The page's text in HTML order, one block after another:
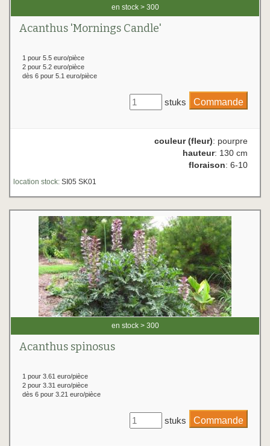
en stock > 300
Acanthus 'Mornings Candle'
1 pour 5.5 euro/pièce
2 pour 5.2 euro/pièce
dès 6 pour 5.1 euro/pièce
stuks
couleur (fleur): pourpre
hauteur: 130 cm
floraison: 6-10
location stock: SI05 SK01
en stock > 300
Acanthus spinosus
1 pour 3.61 euro/pièce
2 pour 3.31 euro/pièce
dès 6 pour 3.21 euro/pièce
stuks